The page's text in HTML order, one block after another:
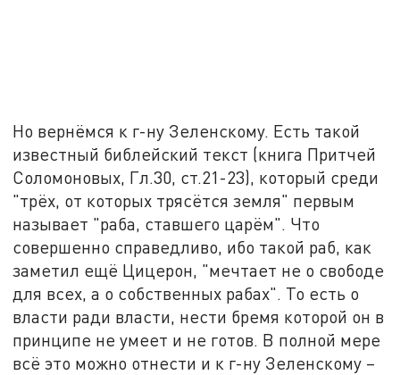
Но вернёмся к г-ну Зеленскому. Есть такой
известный библейский текст (книга Притчей
Соломоновых, Гл.30, ст.21-23), который среди
"трёх, от которых трясётся земля" первым
называет "раба, ставшего царём". Что
совершенно справедливо, ибо такой раб, как
заметил ещё Цицерон, "мечтает не о свободе
для всех, а о собственных рабах". То есть о
власти ради власти, нести бремя которой он в
принципе не умеет и не готов. В полной мере
всё это можно отнести и к г-ну Зеленскому –